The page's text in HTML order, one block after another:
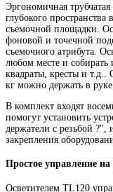
Эргономичная
глубокого
съемочной площадки.
фоновой и точечной
съемочного атрибута.
любом месте и собирать
квадраты, кресты и т.д..
кг можно держать в
В комплект входят
помогут установить
держатели с резьбой ?'',
закрепления
Простое управление
Осветителем TL120